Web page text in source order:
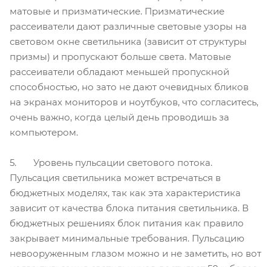
матовые и призматические. Призматические
рассеиватели дают различные световые узоры на
световом окне светильника (зависит от структуры
призмы) и пропускают больше света. Матовые
рассеиватели обладают меньшей пропускной
способностью, но зато не дают очевидных бликов
на экранах мониторов и ноутбуков, что согласитесь,
очень важно, когда целый день проводишь за
компьютером.
5. Уровень пульсации светового потока.
Пульсация светильника может встречаться в
бюджетных моделях, так как эта характеристика
зависит от качества блока питания светильника. В
бюджетных решениях блок питания как правило
закрывает минимальные требования. Пульсацию
невооруженным глазом можно и не заметить, но вот